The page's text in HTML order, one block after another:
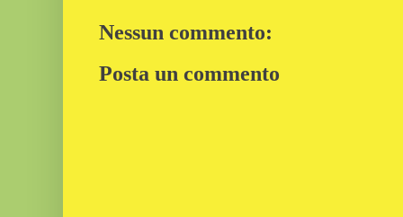
Nessun commento:
Posta un commento